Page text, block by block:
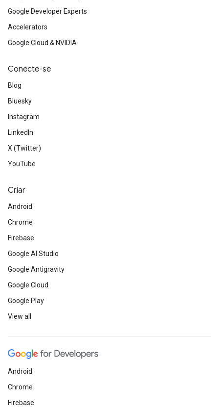
Google Developer Experts
Accelerators
Google Cloud & NVIDIA
Conecte-se
Blog
Bluesky
Instagram
LinkedIn
X (Twitter)
YouTube
Criar
Android
Chrome
Firebase
Google AI Studio
Google Antigravity
Google Cloud
Google Play
View all
Android
Chrome
Firebase